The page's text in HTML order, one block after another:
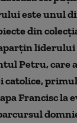
este unul
din
liderului
Petru, care
Francisc la